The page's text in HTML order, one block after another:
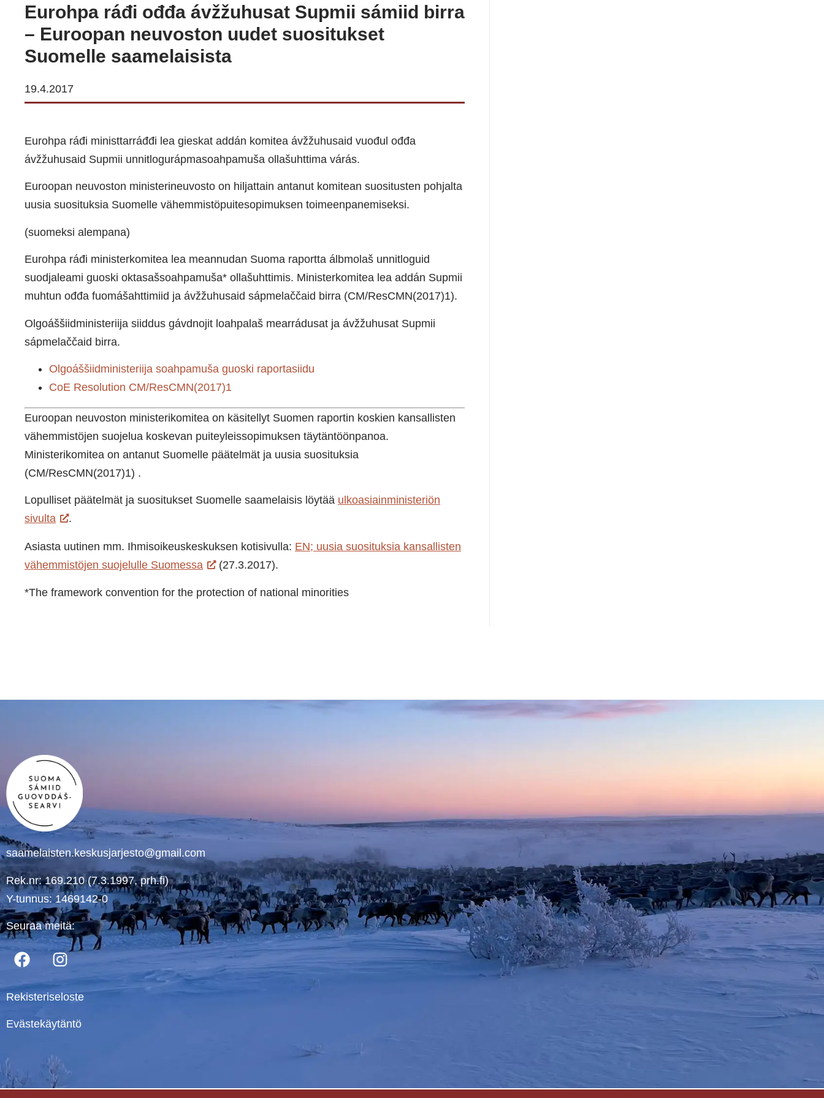
Eurohpa ráđi ođđa ávžžuhusat Supmii sámiid birra
– Euroopan neuvoston uudet suositukset
Suomelle saamelaisista
19.4.2017
Eurohpa ráđi ministtarráđđi lea gieskat addán komitea ávžžuhusaid vuođul ođđa
ávžžuhusaid Supmii unnitlogurápmasoahpamuša ollašuhttima várás.
Euroopan neuvoston ministerineuvosto on hiljattain antanut komitean suositusten pohjalta
uusia suosituksia Suomelle vähemmistöpuitesopimuksen toimeenpanemiseksi.
(suomeksi alempana)
Eurohpa ráđi ministerkomitea lea meannudan Suoma raportta álbmolaš unnitloguid
suodjaleami guoski oktasašsoahpamuša* ollašuhttimis. Ministerkomitea lea addán Supmii
muhtun ođđa fuomášahttimiid ja ávžžuhusaid sápmelaččaid birra (CM/ResCMN(2017)1).
Olgoáššiidministeriija siiddus gávdnojit loahpalaš mearrádusat ja ávžžuhusat Supmii
sápmelaččaid birra.
Olgoáššiidministeriija soahpamuša guoski raportasiidu
CoE Resolution CM/ResCMN(2017)1
Euroopan neuvoston ministerikomitea on käsitellyt Suomen raportin koskien kansallisten
vähemmistöjen suojelua koskevan puiteyleissopimuksen täytäntöönpanoa.
Ministerikomitea on antanut Suomelle päätelmät ja uusia suosituksia
(CM/ResCMN(2017)1) .
Lopulliset päätelmät ja suositukset Suomelle saamelaisis löytää ulkoasiainministeriön
sivulta
.
Asiasta uutinen mm. Ihmisoikeuskeskuksen kotisivulla: EN; uusia suosituksia kansallisten
vähemmistöjen suojelulle Suomessa
(27.3.2017).
*The framework convention for the protection of national minorities
saamelaisten.keskusjarjesto@gmail.com
Rek.nr: 169.210 (7.3.1997, prh.fi)
Y-tunnus: 1469142-0
Seuraa meitä:
Rekisteriseloste
Evästekäytäntö